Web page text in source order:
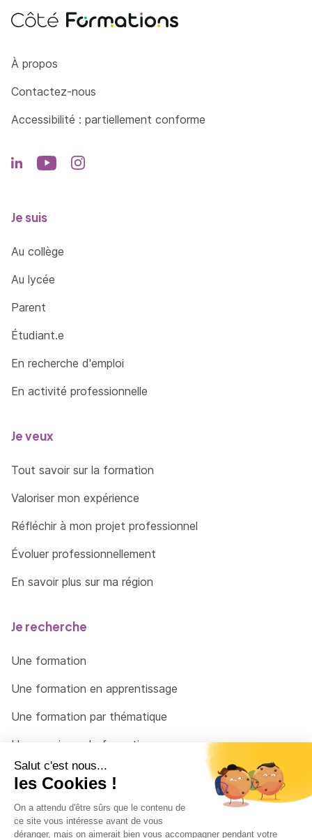
Côté Formations
À propos
Contactez-nous
Accessibilité : partiellement conforme
Je suis
Au collège
Au lycée
Parent
Étudiant.e
En recherche d'emploi
En activité professionnelle
Je veux
Tout savoir sur la formation
Valoriser mon expérience
Réfléchir à mon projet professionnel
Évoluer professionnellement
En savoir plus sur ma région
Je recherche
Une formation
Une formation en apprentissage
Une formation par thématique
Un organisme de formation
Un conseiller